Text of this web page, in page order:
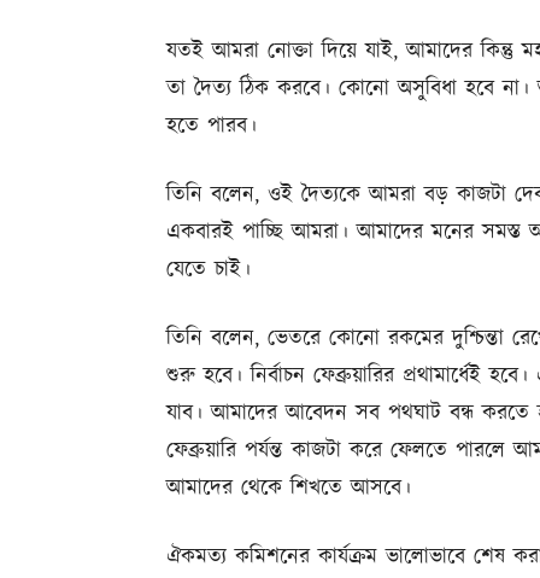
যতই আমরা নোক্তা দিয়ে যাই, আমাদের কিন্তু
তা দৈত্য ঠিক করবে। কোনো অসুবিধা হবে
হতে পারব।
তিনি বলেন, ওই দৈত্যকে আমরা বড় কাজটা
একবারই পাচ্ছি আমরা। আমাদের মনের সমস্ত
যেতে চাই।
তিনি বলেন, ভেতরে কোনো রকমের দুশ্চিন্তা
শুরু হবে। নির্বাচন ফেব্রুয়ারির প্রথামার্ধেই
যাব। আমাদের আবেদন সব পথঘাট বন্ধ করতে
ফেব্রুয়ারি পর্যন্ত কাজটা করে ফেলতে পারলে
আমাদের থেকে শিখতে আসবে।
ঐকমত্য কমিশনের কার্যক্রম ভালোভাবে শেষ